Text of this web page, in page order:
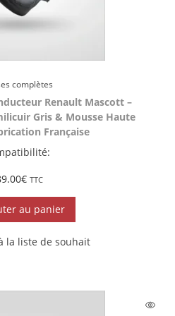
complètes
Renault Mascott –
Gris & Mousse Haute
Française
€ TTC
au panier
la liste de souhait